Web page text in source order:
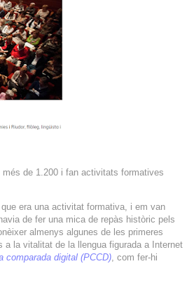
de 1.200 i fan activitats formatives
era una activitat formativa, i em van
de fer una mica de repàs històric pels
almenys algunes de les primeres
la vitalitat de la llengua figurada a Internet
comparada digital (PCCD) , com fer-hi